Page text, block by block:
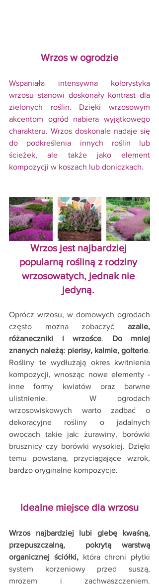
Wrzos w ogrodzie
Wspaniała intensywna kolorystyka
wrzosu stanowi doskonały kontrast dla
zielonych roślin. Dzięki wrzosowym
akcentom ogród nabiera wyjątkowego
charakteru. Wrzos doskonale nadaje się
do podkreślenia innych roślin lub
ścieżek, ale także jako element
kompozycji w koszach lub doniczkach.
Wrzos jest najbardziej
popularną rośliną z rodziny
wrzosowatych, jednak nie
jedyną.
Oprócz wrzosu, w domowych ogrodach
często można zobaczyć azalie,
różaneczniki i wrzośce.
Do mniej
znanych należą: pierisy, kalmie, golterie.
Rośliny te wydłużają okres kwitnienia
kompozycji, wnosząc nowe elementy -
inne formy kwiatów oraz barwne
ulistnienie.  W ogrodach
wrzosowiskowych warto zadbać o
dekoracyjne rośliny o jadalnych
owocach takie jak: żurawiny, borówki
brusznicy czy borówki wysokiej. Dzięki
temu powstaną, przyciągające wzrok,
bardzo oryginalne kompozycje.
Idealne miejsce dla wrzosu
Wrzos najbardziej lubi glebę kwaśną,
przepuszczalną,  pokrytą warstwą
organicznej ściółki, która chroni płytki
system korzeniowy przed suszą,
mrozem i zachwaszczeniem.